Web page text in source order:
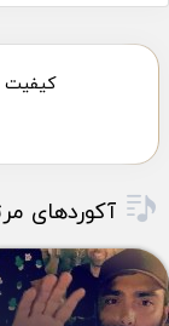
آکوردهای